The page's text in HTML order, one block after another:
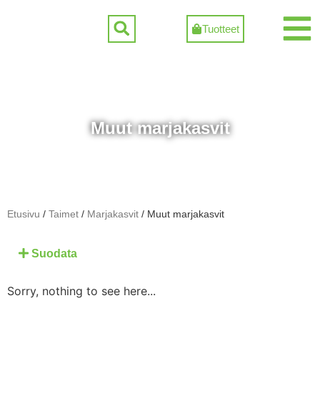
Tuotteet
Muut marjakasvit
Etusivu / Taimet / Marjakasvit / Muut marjakasvit
Suodata
Sorry, nothing to see here...